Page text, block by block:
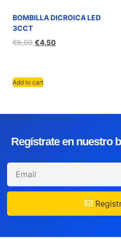
BOMBILLA DICROICA LED
3CCT
€5,00 €4,50
Add to cart
Regístrate en nuestro